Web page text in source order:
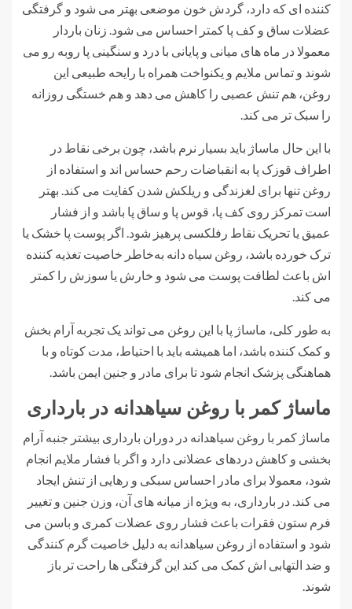
کننده ای که دارد، گردش خون موضعی بهتر می شود و گرفتگی
عضلات ساق و کف پا کمتر احساس می شود. زنان باردار
معمولا در ماه های میانی و پایانی با درد و سنگینی پا روبه رو می
شوند و تماس ملایم و یکنواخت همراه با رایحه طبیعی این
روغن، هم تنش عصبی را کاهش می دهد و هم خستگی روزانه
را سبک تر می کند.
با این حال ماساژ باید بسیار نرم باشد، چون برخی نقاط در
اطراف قوزک پا به انقباضات رحم حساس اند و استفاده از
روغن تنها برای لغزندگی و ریلکش شدن کفایت می کند. بهتر
است تمرکز روی کف پا، قوس پا و ساق پا باشد و از فشار
عمیق یا تحریک نقاط رفلکسی پرهیز شود. اگر پوست پا خشک یا
ترک خورده باشد، روغن سیاه دانه به‌خاطر خاصیت تغذیه کننده
اش باعث لطافت پوست می شود و خارش یا سوزش را کمتر
می کند.
به طور کلی، ماساژ پا با این روغن می تواند یک تجربه آرام بخش
و کمک کننده باشد، اما همیشه باید با احتیاط، مدت کوتاه و با
هماهنگی پزشک انجام شود تا برای مادر و جنین ایمن باشد.
ماساژ کمر با روغن سیاهدانه در بارداری
ماساژ کمر با روغن سیاهدانه در دوران بارداری بیشتر جنبه آرام
بخشی و کاهش دردهای عضلانی دارد و اگر با فشار ملایم انجام
شود، معمولا برای مادر احساس سبکی و رهایی از تنش ایجاد
می کند. در بارداری، به ویژه از میانه های آن، وزن جنین و تغییر
فرم ستون فقرات باعث فشار روی عضلات کمری و باسن می
شود و استفاده از روغن سیاهدانه به دلیل خاصیت گرم کنندگی
و ضد التهابی اش کمک می کند این گرفتگی ها راحت تر باز
شوند.